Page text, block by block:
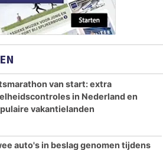
van start: extra
in Nederland en
vakantielanden
auto's in beslag genomen tijdens